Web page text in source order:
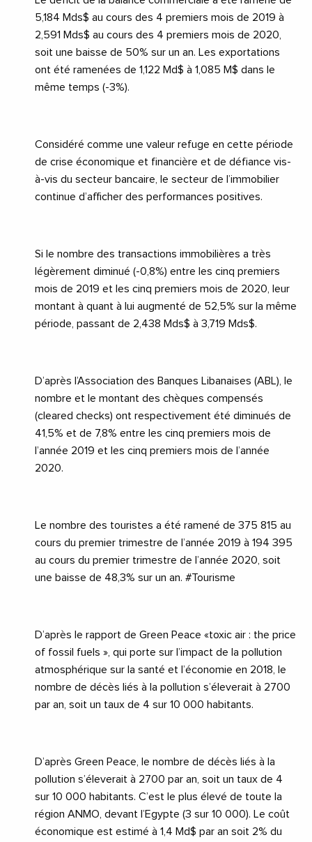
5,184 Mds$ au cours des 4 premiers mois de 2019 à
2,591 Mds$ au cours des 4 premiers mois de 2020,
soit une baisse de 50% sur un an. Les exportations
ont été ramenées de 1,122 Md$ à 1,085 M$ dans le
même temps (-3%).
Considéré comme une valeur refuge en cette période
de crise économique et financière et de défiance vis-
à-vis du secteur bancaire, le secteur de l’immobilier
continue d’afficher des performances positives.
Si le nombre des transactions immobilières a très
légèrement diminué (-0,8%) entre les cinq premiers
mois de 2019 et les cinq premiers mois de 2020, leur
montant à quant à lui augmenté de 52,5% sur la même
période, passant de 2,438 Mds$ à 3,719 Mds$.
D’après l’Association des Banques Libanaises (ABL), le
nombre et le montant des chèques compensés
(cleared checks) ont respectivement été diminués de
41,5% et de 7,8% entre les cinq premiers mois de
l’année 2019 et les cinq premiers mois de l’année
2020.
Le nombre des touristes a été ramené de 375 815 au
cours du premier trimestre de l’année 2019 à 194 395
au cours du premier trimestre de l’année 2020, soit
une baisse de 48,3% sur un an. #Tourisme
D’après le rapport de Green Peace «toxic air : the price
of fossil fuels », qui porte sur l’impact de la pollution
atmosphérique sur la santé et l’économie en 2018, le
nombre de décès liés à la pollution s’éleverait à 2700
par an, soit un taux de 4 sur 10 000 habitants.
D’après Green Peace , le nombre de décès liés à la
pollution s’éleverait à 2700 par an, soit un taux de 4
sur 10 000 habitants. C’est le plus élevé de toute la
région ANMO, devant l’Egypte (3 sur 10 000). Le coût
économique est estimé à 1,4 Md$ par an soit 2% du